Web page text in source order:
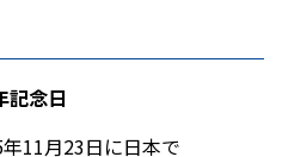
念日
11月23日に日本で